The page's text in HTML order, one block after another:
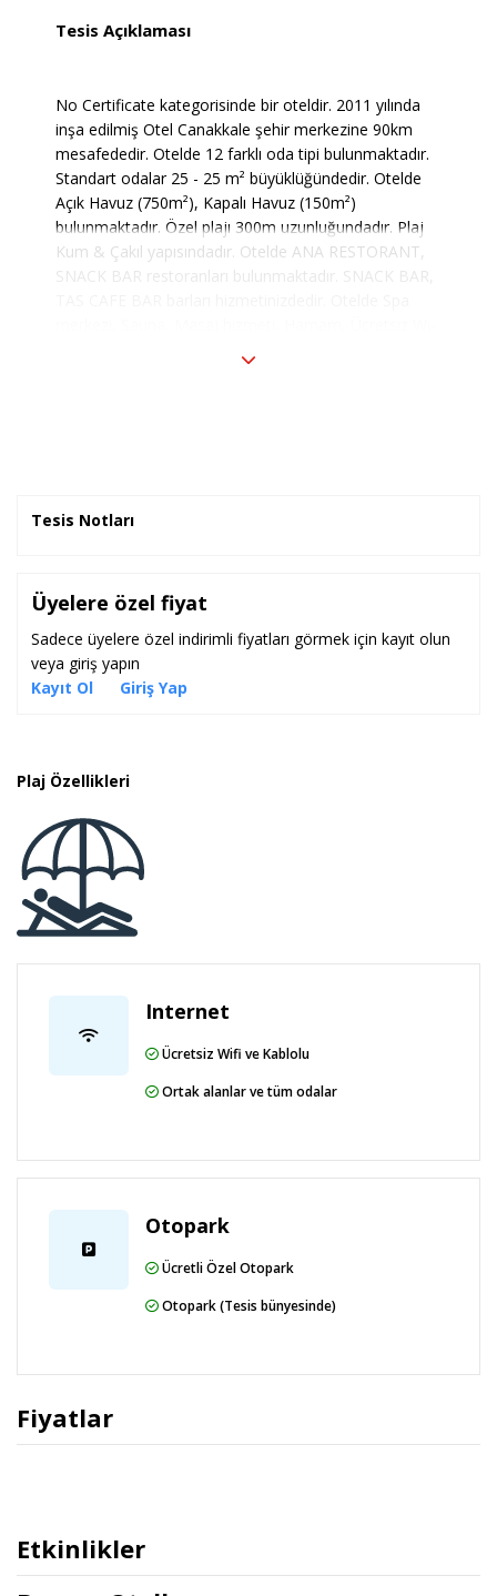
Tesis Açıklaması
No Certificate kategorisinde bir oteldir. 2011 yılında
inşa edilmiş Otel Canakkale şehir merkezine 90km
mesafededir. Otelde 12 farklı oda tipi bulunmaktadır.
Standart odalar 25 - 25 m² büyüklüğündedir. Otelde
Açık Havuz (750m²), Kapalı Havuz (150m²)
bulunmaktadır. Özel plajı 300m uzunluğundadır. Plaj
Kum & Çakıl yapısındadır. Otelde ANA RESTORANT,
SNACK BAR restoranları bulunmaktadır. SNACK BAR,
Tesis Notları
Üyelere özel fiyat
Sadece üyelere özel indirimli fiyatları görmek için kayıt olun
veya giriş yapın
Kayıt Ol
Giriş Yap
Plaj Özellikleri
Internet
Ücretsiz Wifi ve Kablolu
Ortak alanlar ve tüm odalar
Otopark
Ücretli Özel Otopark
Otopark (Tesis bünyesinde)
Fiyatlar
Etkinlikler